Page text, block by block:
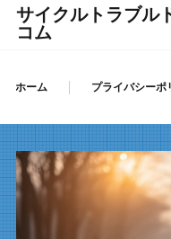
サイクルトラブル
コム
ホーム プライバシーポ